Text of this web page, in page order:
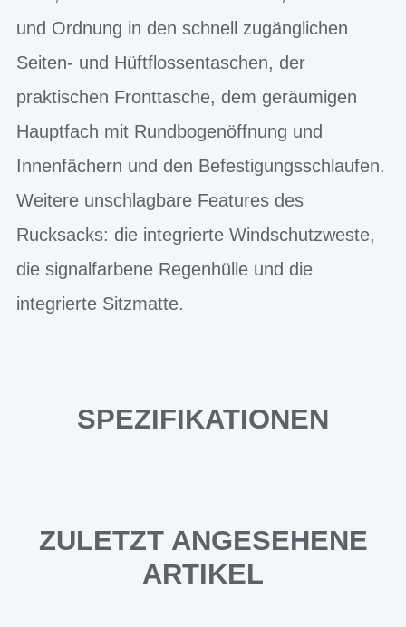
und Ordnung in den schnell zugänglichen
Seiten- und Hüftflossentaschen, der
praktischen Fronttasche, dem geräumigen
Hauptfach mit Rundbogenöffnung und
Innenfächern und den Befestigungsschlaufen.
Weitere unschlagbare Features des
Rucksacks: die integrierte Windschutzweste,
die signalfarbene Regenhülle und die
integrierte Sitzmatte.
SPEZIFIKATIONEN
ZULETZT ANGESEHENE
ARTIKEL